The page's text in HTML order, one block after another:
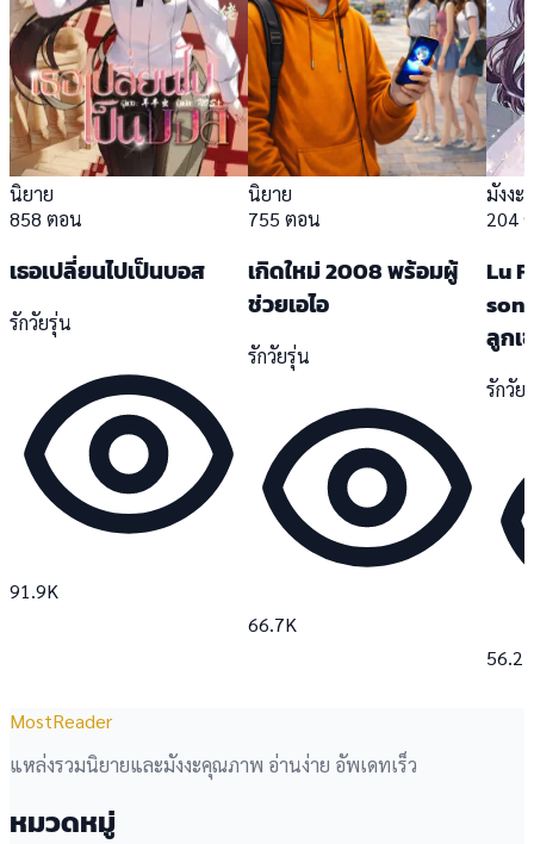
นิยาย
858 ตอน
เธอเปลี่ยนไปเป็นบอส
รักวัยรุ่น
91.9K
นิยาย
755 ตอน
เกิดใหม่ 2008 พร้อมผู้
ช่วยเอไอ
รักวัยรุ่น
66.7K
มังงะ
204
Lu
ลูกเ
รักวัย
56.2K
MostReader
แหล่งรวมนิยายและมังงะคุณภาพ อ่านง่าย อัพเดทเร็ว
หมวดหมู่